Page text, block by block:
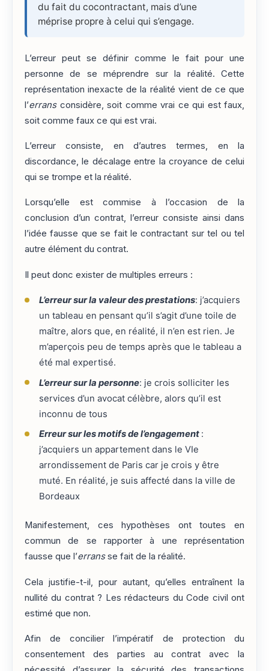
du fait du cocontractant, mais d’une
méprise propre à celui qui s’engage.
L’erreur peut se définir comme le fait pour une
personne de se méprendre sur la réalité. Cette
représentation inexacte de la réalité vient de ce que
l’erransconsidère, soit comme vrai ce qui est faux,
soit comme faux ce qui est vrai.
L’erreur consiste, en d’autres termes, en la
discordance, le décalage entre la croyance de celui
qui se trompe et la réalité.
Lorsqu’elle est commise à l’occasion de la
conclusion d’un contrat, l’erreur consiste ainsi dans
l’idée fausse que se fait le contractant sur tel ou tel
autre élément du contrat.
Il peut donc exister de multiples erreurs :
L’erreur sur la valeur des prestations: j’acquiers
un tableau en pensant qu’il s’agit d’une toile de
maître, alors que, en réalité, il n’en est rien. Je
m’aperçois peu de temps après que le tableau a
été mal expertisé.
L’erreur sur la personne: je crois solliciter les
services d’un avocat célèbre, alors qu’il est
inconnu de tous
Erreur sur les motifs de l’engagement :
j’acquiers un appartement dans le VIe
arrondissement de Paris car je crois y être
muté. En réalité, je suis affecté dans la ville de
Bordeaux
Manifestement, ces hypothèses ont toutes en
commun de se rapporter à une représentation
fausse que l’erransse fait de la réalité.
Cela justifie-t-il, pour autant, qu’elles entraînent la
nullité du contrat ? Les rédacteurs du Code civil ont
estimé que non.
Afin de concilier l’impératif de protection du
consentement des parties au contrat avec la